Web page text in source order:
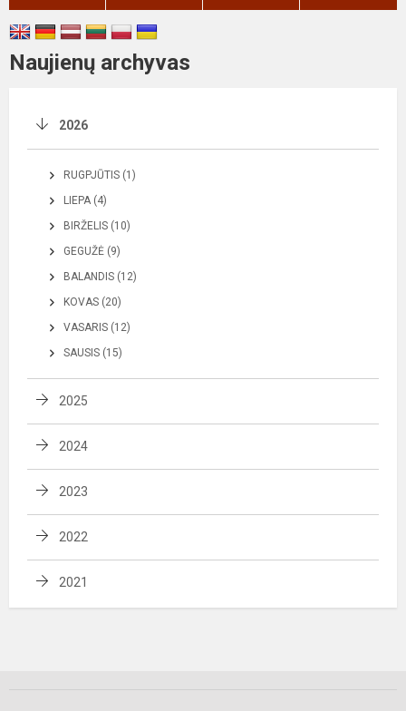
Naujienų archyvas
2026
RUGPJŪTIS (1)
LIEPA (4)
BIRŽELIS (10)
GEGUŽĖ (9)
BALANDIS (12)
KOVAS (20)
VASARIS (12)
SAUSIS (15)
2025
2024
2023
2022
2021